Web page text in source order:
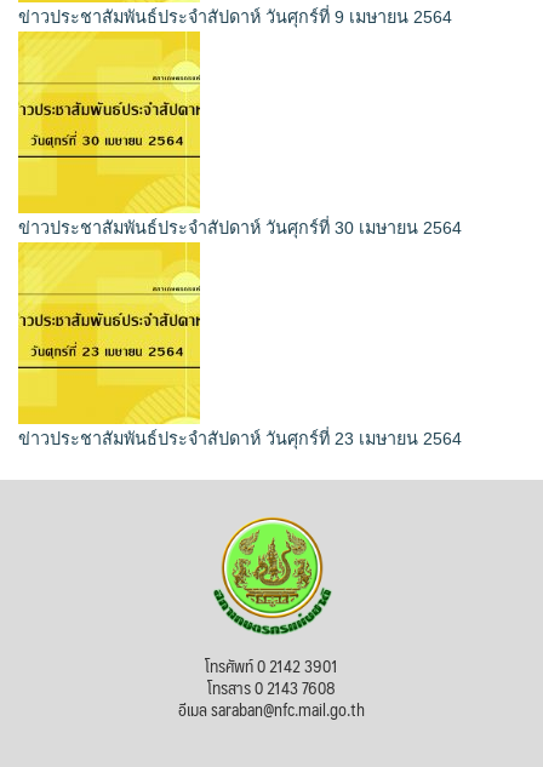
ข่าวประชาสัมพันธ์ประจำสัปดาห์ วันศุกร์ที่ 9 เมษายน 2564
ข่าวประชาสัมพันธ์ประจำสัปดาห์ วันศุกร์ที่ 30 เมษายน 2564
ข่าวประชาสัมพันธ์ประจำสัปดาห์ วันศุกร์ที่ 23 เมษายน 2564
โทรศัพท์ 0 2142 3901
โทรสาร 0 2143 7608
อีเมล saraban@nfc.mail.go.th